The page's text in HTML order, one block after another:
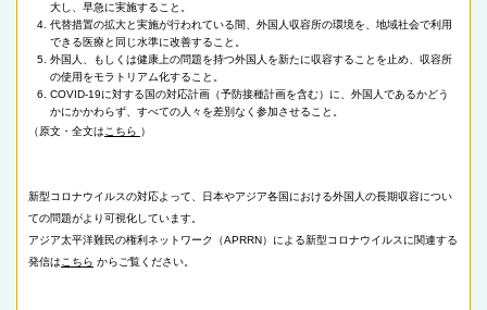
大し、早急に実施すること。
代替措置の拡大と実施が行われている間、外国人収容所の環境を、地域社会で利用
できる医療と同じ水準に改善すること。
外国人、もしくは健康上の問題を持つ外国人を新たに収容することを止め、収容所
の使用をモラトリアム化すること。
COVID-19に対する国の対応計画（予防接種計画を含む）に、外国人であるかどう
かにかかわらず、すべての人々を差別なく参加させること。
（原文・全文はこちら ）
新型コロナウイルスの対応よって、日本やアジア各国における外国人の長期収容につい
ての問題がより可視化しています。
アジア太平洋難民の権利ネットワーク（APRRN）による新型コロナウイルスに関連する
発信はこちら からご覧ください。